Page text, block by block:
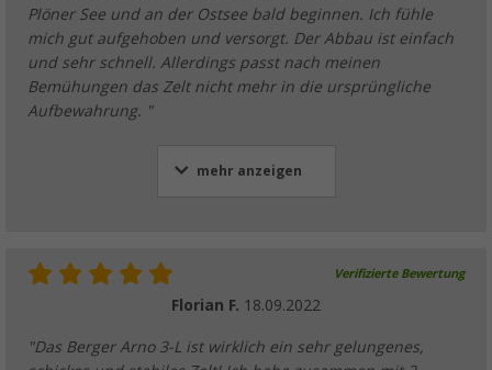
Plöner See und an der Ostsee bald beginnen. Ich fühle
mich gut aufgehoben und versorgt. Der Abbau ist einfach
und sehr schnell. Allerdings passt nach meinen
Bemühungen das Zelt nicht mehr in die ursprüngliche
Aufbewahrung. "
mehr anzeigen
Verifizierte Bewertung
Florian F. 18.09.2022
"Das Berger Arno 3-L ist wirklich ein sehr gelungenes,